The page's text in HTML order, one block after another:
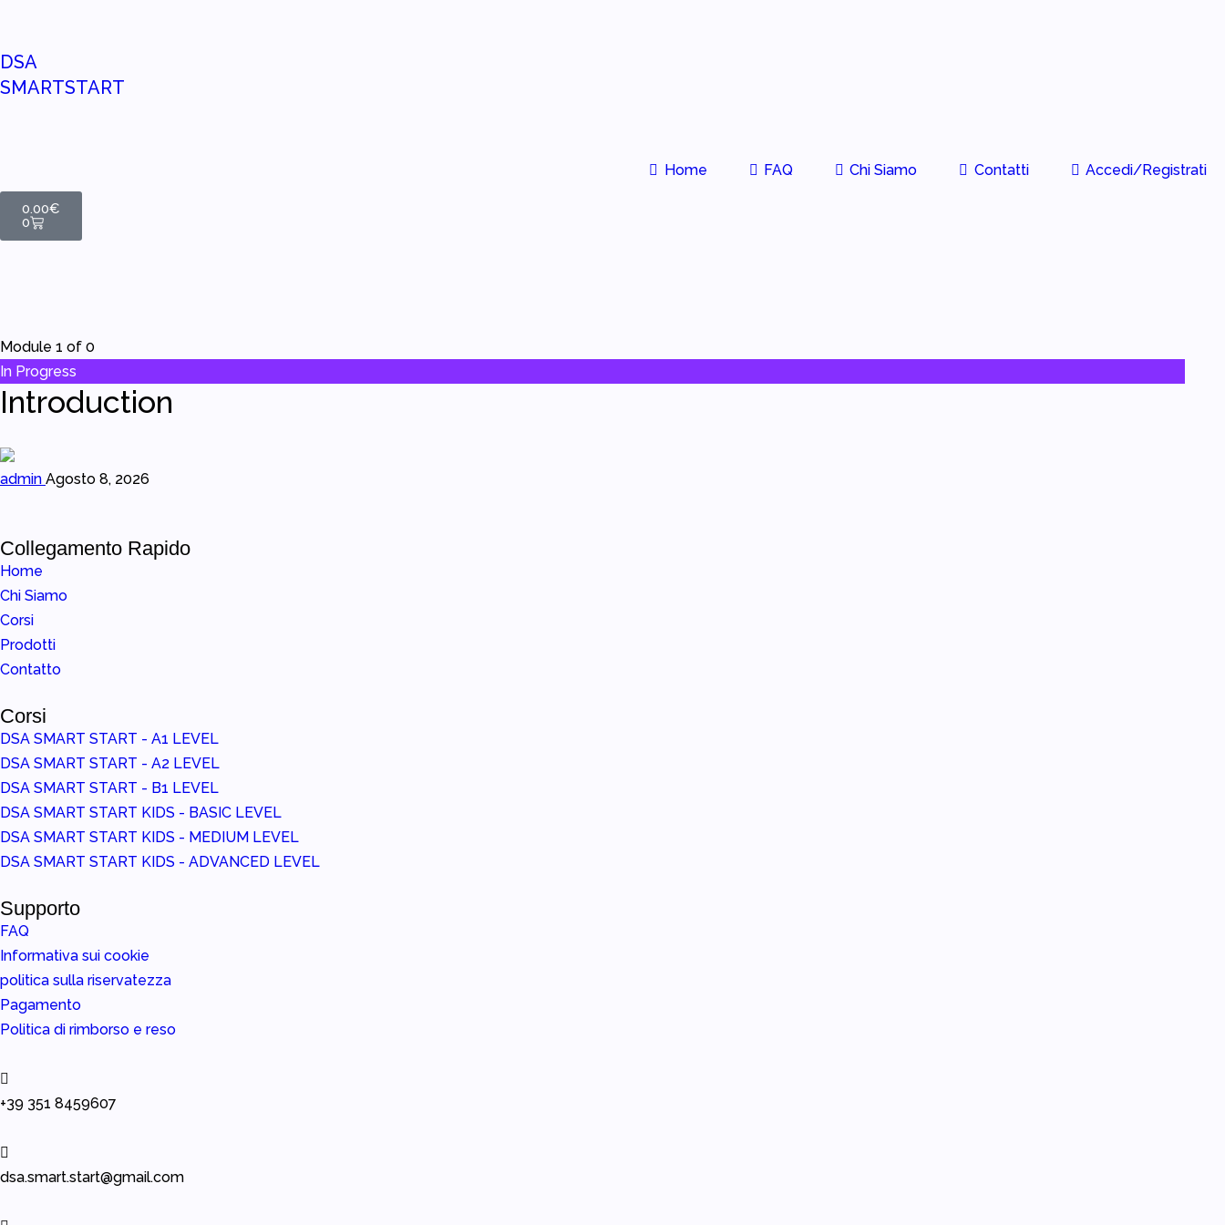
DSA
SMARTSTART
Home FAQ Chi Siamo Contatti Accedi/Registrati
0.00€
0
Module 1 of 0
In Progress
Introduction
admin Agosto 8, 2026
Collegamento Rapido
Home
Chi Siamo
Corsi
Prodotti
Contatto
Corsi
DSA SMART START - A1 LEVEL
DSA SMART START - A2 LEVEL
DSA SMART START - B1 LEVEL
DSA SMART START KIDS - BASIC LEVEL
DSA SMART START KIDS - MEDIUM LEVEL
DSA SMART START KIDS - ADVANCED LEVEL
Supporto
FAQ
Informativa sui cookie
politica sulla riservatezza
Pagamento
Politica di rimborso e reso
+39 351 8459607
dsa.smart.start@gmail.com